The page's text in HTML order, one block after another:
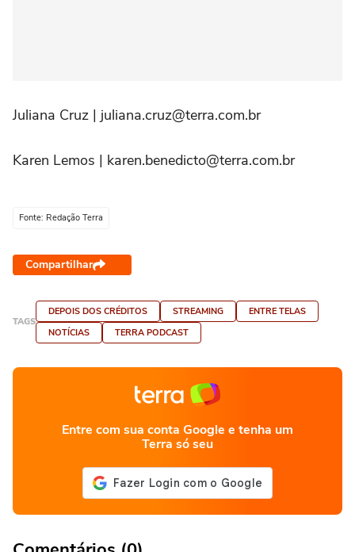
Juliana Cruz | juliana.cruz@terra.com.br
Karen Lemos | karen.benedicto@terra.com.br
Fonte: Redação Terra
Compartilhar
TAGS
DEPOIS DOS CRÉDITOS STREAMING
ENTRE TELAS
NOTÍCIAS
TERRA PODCAST
Entre com sua conta Google e tenha um
Terra só seu